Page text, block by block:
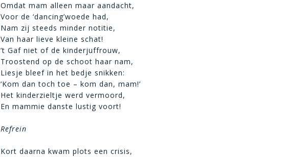
Omdat mam alleen maar aandacht,
Voor de ‘dancing’woede had,
Nam zij steeds minder notitie,
Van haar lieve kleine schat!
’t Gaf niet of de kinderjuffrouw,
Troostend op de schoot haar nam,
Liesje bleef in het bedje snikken:
‘Kom dan toch toe – kom dan, mam!’
Het kinderzieltje werd vermoord,
En mammie danste lustig voort!
Refrein
Kort daarna kwam plots een crisis,